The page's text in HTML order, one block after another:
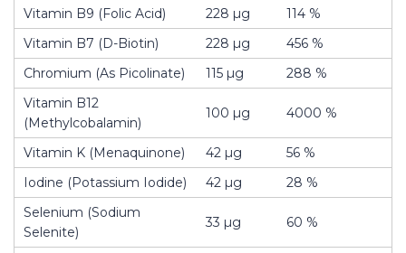
Vitamin B9 (Folic Acid) 228 µg
114 %
Vitamin B7 (D-Biotin)
228 µg
456 %
Chromium (As Picolinate)
115 µg
288 %
Vitamin B12
(Methylcobalamin)
100 µg 4000 %
Vitamin K (Menaquinone) 42 µg
56 %
Iodine (Potassium Iodide)
42 µg
28 %
Selenium (Sodium
Selenite)
33 µg 60 %